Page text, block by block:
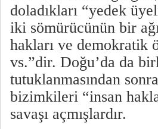
doladıkları “yedek
iki sömürücünün bir
hakları ve demokratik
vs.”dir. Doğu’da da
tutuklanmasından
bizimkileri “insan
savaşı açmışlardır.